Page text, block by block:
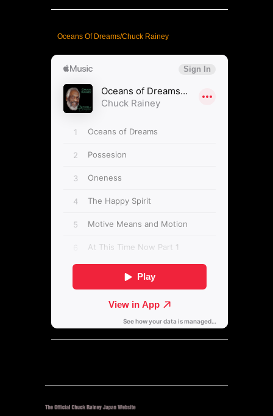
Oceans Of Dreams/Chuck Rainey